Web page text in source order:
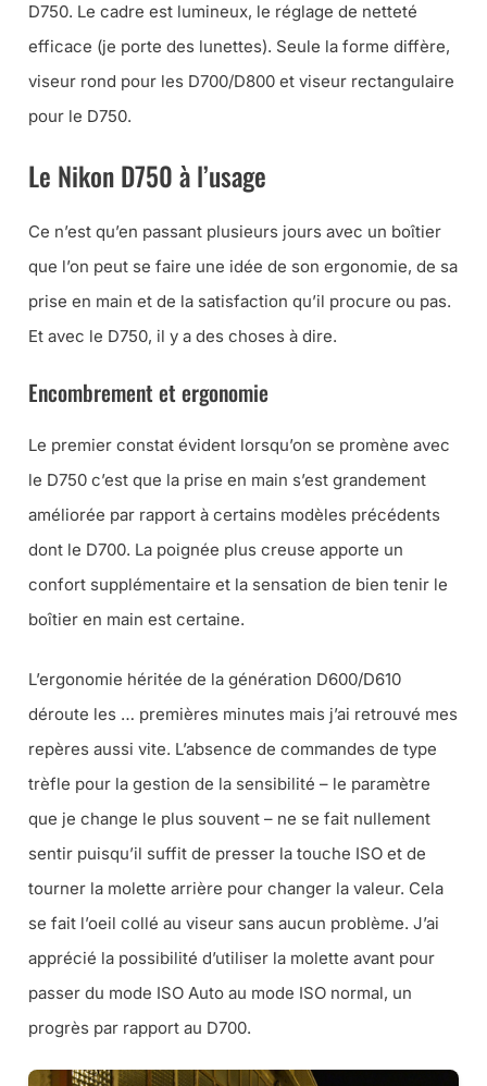
D750. Le cadre est lumineux, le réglage de netteté
efficace (je porte des lunettes). Seule la forme diffère,
viseur rond pour les D700/D800 et viseur rectangulaire
pour le D750.
Le Nikon D750 à l’usage
Ce n’est qu’en passant plusieurs jours avec un boîtier
que l’on peut se faire une idée de son ergonomie, de sa
prise en main et de la satisfaction qu’il procure ou pas.
Et avec le D750, il y a des choses à dire.
Encombrement et ergonomie
Le premier constat évident lorsqu’on se promène avec
le D750 c’est que la prise en main s’est grandement
améliorée par rapport à certains modèles précédents
dont le D700. La poignée plus creuse apporte un
confort supplémentaire et la sensation de bien tenir le
boîtier en main est certaine.
L’ergonomie héritée de la génération D600/D610
déroute les … premières minutes mais j’ai retrouvé mes
repères aussi vite. L’absence de commandes de type
trèfle pour la gestion de la sensibilité – le paramètre
que je change le plus souvent – ne se fait nullement
sentir puisqu’il suffit de presser la touche ISO et de
tourner la molette arrière pour changer la valeur. Cela
se fait l’oeil collé au viseur sans aucun problème. J’ai
apprécié la possibilité d’utiliser la molette avant pour
passer du mode ISO Auto au mode ISO normal, un
progrès par rapport au D700.